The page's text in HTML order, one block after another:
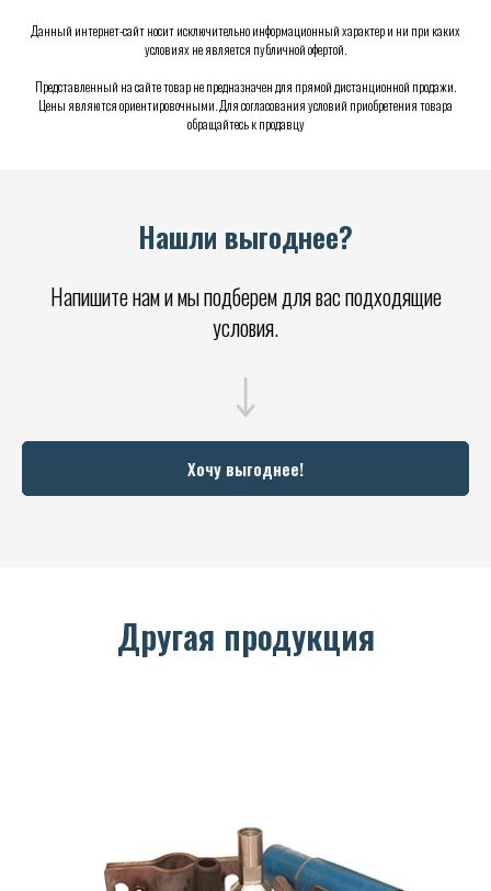
Данный интернет-сайт носит исключительно информационный характер и ни при каких
условиях не является публичной офертой.
Представленный на сайте товар не предназначен для прямой дистанционной продажи.
Цены являются ориентировочными. Для согласования условий приобретения товара
обращайтесь к продавцу
Нашли выгоднее?
Напишите нам и мы подберем для вас подходящие
условия.
Хочу выгоднее!
Другая продукция